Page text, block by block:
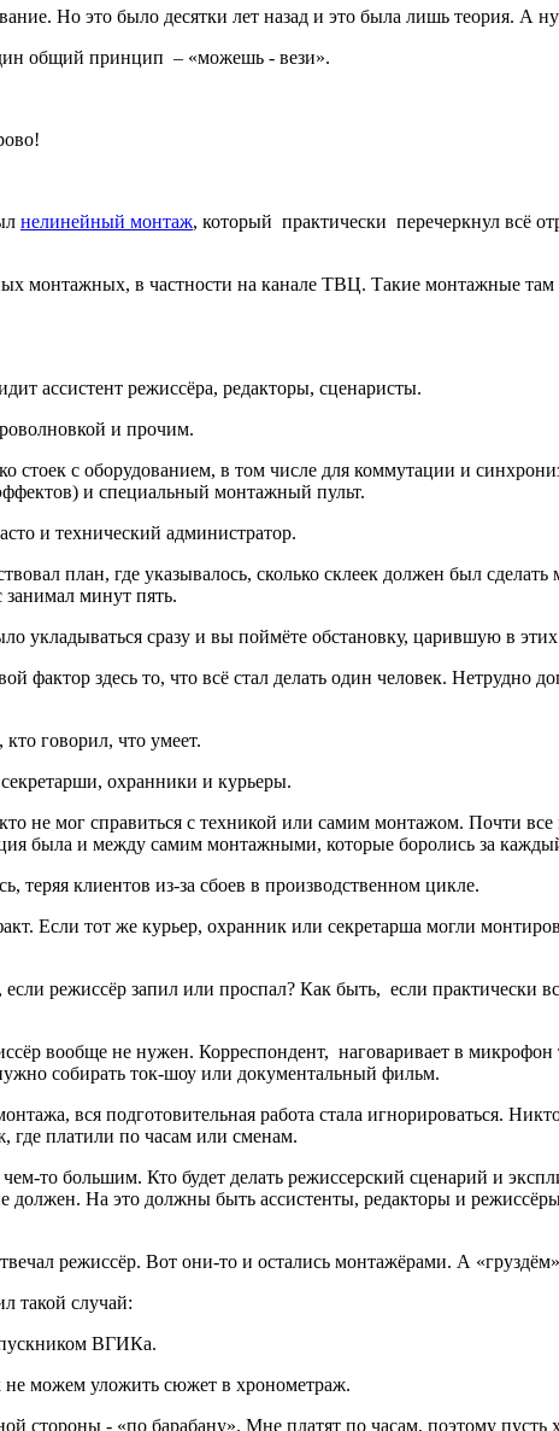
Но это было десятки лет назад и это была лишь теория. А
общий принцип – «можешь - вези».
нелинейный монтаж, который практически перечеркнул всё
монтажных, в частности на канале ТВЦ. Такие монтажные там
ассистент режиссёра, редакторы, сценаристы.
и прочим.
стоек с оборудованием, в том числе для коммутации и
и специальный монтажный пульт.
и технический администратор.
план, где указывалось, сколько склеек должен был
минут пять.
укладываться сразу и вы поймёте обстановку, царившую в этих
здесь то, что всё стал делать один человек. Нетрудно
говорил, что умеет.
охранники и курьеры.
не мог справиться с техникой или самим монтажом. Почти
была и между самим монтажными, которые боролись за
теряя клиентов из-за сбоев в производственном цикле.
Если тот же курьер, охранник или секретарша могли
режиссёр запил или проспал? Как быть, если практически
вообще не нужен. Корреспондент, наговаривает в микрофон
собирать ток-шоу или документальный фильм.
вся подготовительная работа стала игнорироваться.
где платили по часам или сменам.
то большим. Кто будет делать режиссерский сценарий и
На это должны быть ассистенты, редакторы и
режиссёр. Вот они-то и остались монтажёрами. А
такой случай:
ВГИКа.
не можем уложить сюжет в хронометраж.
стороны - «по барабану». Мне платят по часам, поэтому пусть